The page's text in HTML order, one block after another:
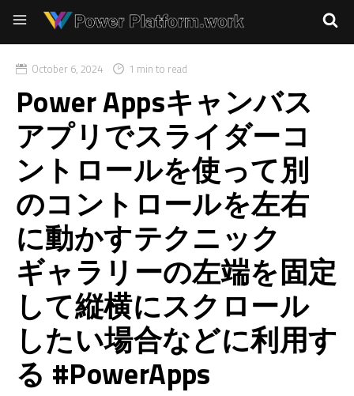
October 6, 2024 1 min to read
Power Appsキャンバス
アプリでスライダーコ
ントロールを使って別
のコントロールを左右
に動かすテクニック
ギャラリーの左端を固定
して縦横にスクロール
したい場合などに利用す
る #PowerApps